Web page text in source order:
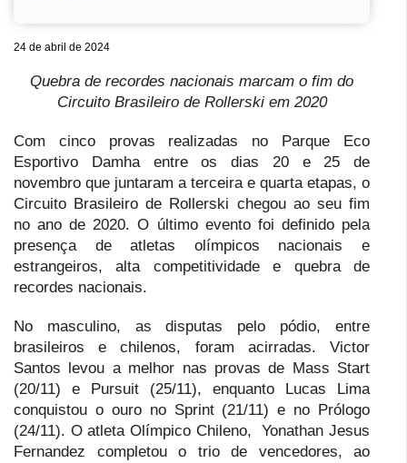
24 de abril de 2024
Quebra de recordes nacionais marcam o fim do
Circuito Brasileiro de Rollerski em 2020
Com cinco provas realizadas no Parque Eco
Esportivo Damha entre os dias 20 e 25 de
novembro que juntaram a terceira e quarta etapas, o
Circuito Brasileiro de Rollerski chegou ao seu fim
no ano de 2020. O último evento foi definido pela
presença de atletas olímpicos nacionais e
estrangeiros, alta competitividade e quebra de
recordes nacionais.
No masculino, as disputas pelo pódio, entre
brasileiros e chilenos, foram acirradas. Victor
Santos levou a melhor nas provas de Mass Start
(20/11) e Pursuit (25/11), enquanto Lucas Lima
conquistou o ouro no Sprint (21/11) e no Prólogo
(24/11). O atleta Olímpico Chileno, Yonathan Jesus
Fernandez completou o trio de vencedores, ao